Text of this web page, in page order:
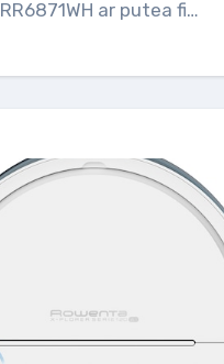
RR6871WH ar putea fi…